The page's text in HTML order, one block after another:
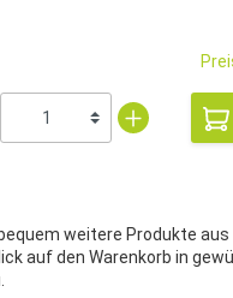
weitere Produkte
auf den Warenkorb in